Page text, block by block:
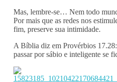
Mas, lembre-se… Nem todo
Por mais que as redes nos
fim, preserve sua intimidade.
A Bíblia diz em Provérbios
passar por sábio e inteligente se